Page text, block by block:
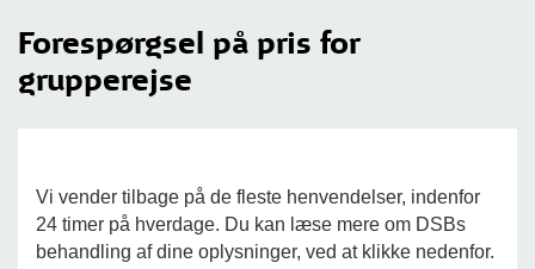
Forespørgsel på pris for
grupperejse
Vi vender tilbage på de fleste henvendelser, indenfor
24 timer på hverdage. Du kan læse mere om DSBs
behandling af dine oplysninger, ved at klikke nedenfor.